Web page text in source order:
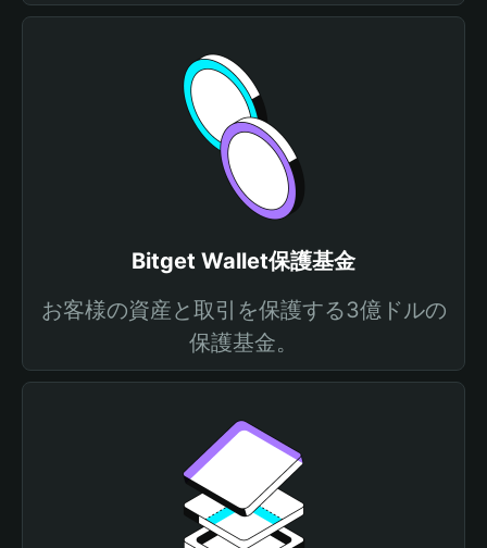
Bitget Wallet保護基金
お客様の資産と取引を保護する3億ドルの
保護基金。